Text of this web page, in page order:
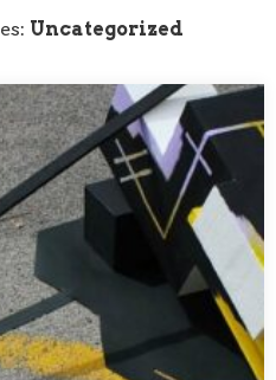
Uncategorized